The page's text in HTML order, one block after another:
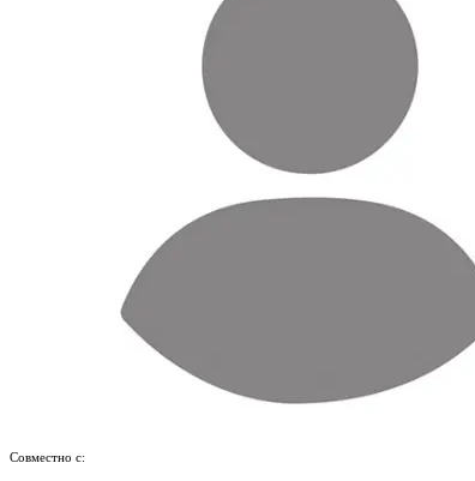
Совместно с: